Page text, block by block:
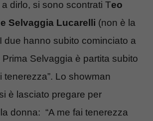
dirlo, si sono scontrati Teo
Selvaggia Lucarelli (non è la
due hanno subito cominciato a
Prima Selvaggia è partita subito
tenerezza”. Lo showman
è lasciato pregare per
donna: “A me fai tenerezza